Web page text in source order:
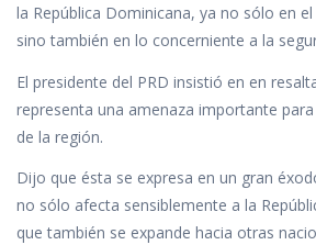
la República Dominicana, ya no sólo en
sino también en lo concerniente a la
El presidente del PRD insistió en en
representa una amenaza importante
de la región.
Dijo que ésta se expresa en un gran
no sólo afecta sensiblemente a la
que también se expande hacia otras